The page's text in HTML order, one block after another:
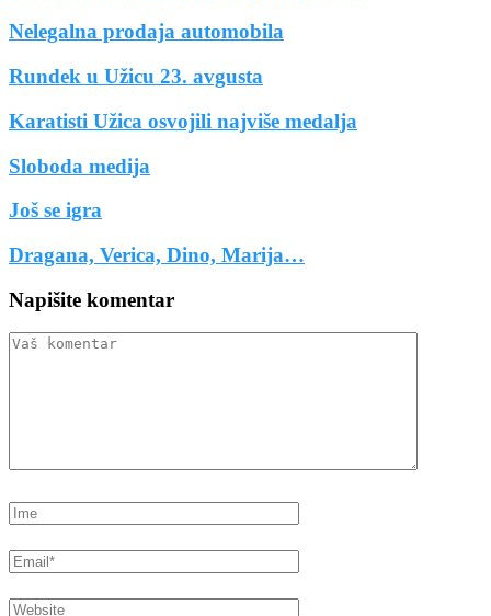
Nelegalna prodaja automobila
Rundek u Užicu 23. avgusta
Karatisti Užica osvojili najviše medalja
Sloboda medija
Još se igra
Dragana, Verica, Dino, Marija…
Napišite komentar